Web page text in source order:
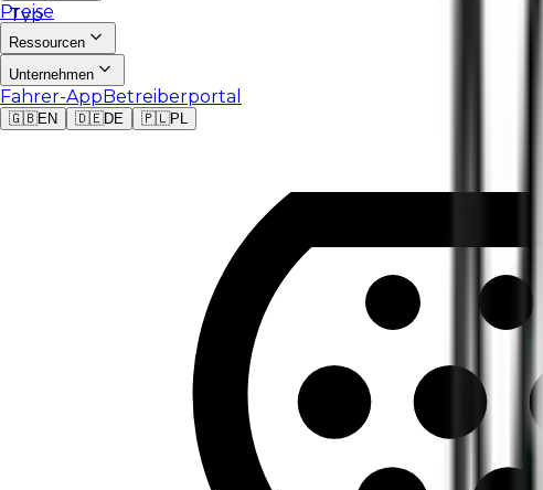
Preise
Ressourcen
Unternehmen
Fahrer-AppBetreiberportal
🇬🇧EN 🇩🇪DE 🇵🇱PL
Typ
DC